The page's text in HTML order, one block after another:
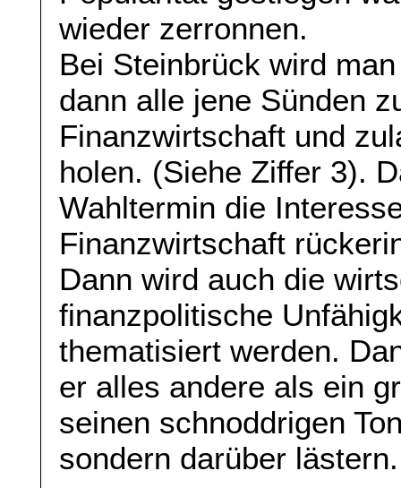
wieder zerronnen.
Bei Steinbrück wird
dann alle jene Sünden
Finanzwirtschaft und
holen. (Siehe Ziffer 3).
Wahltermin die
Finanzwirtschaft
Dann wird auch die
finanzpolitische
thematisiert werden.
er alles andere als ein
seinen schnoddrigen
sondern darüber lästern.